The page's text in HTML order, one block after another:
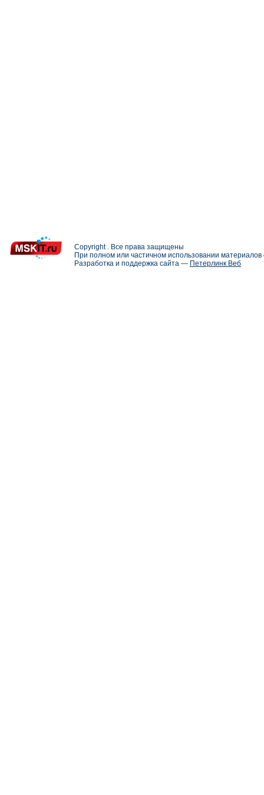
Copyright . Все права защищены
При полном или частичном использовании
Разработка и поддержка сайта — Петерлинк Веб